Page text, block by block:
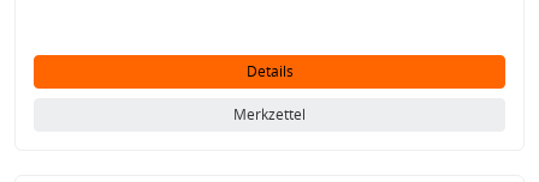
Details
Merkzettel